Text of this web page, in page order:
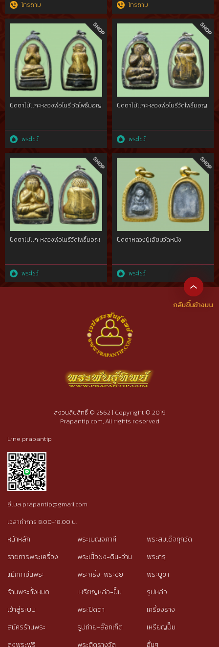
โทรถาม โทรถาม
ปิดตาไม้เเกะหลวงพ่อโนรี วัดโพธิ์มอญ
พระโชว์
ปิดตาไม้เเกะหลวงพ่อโนรีวัดโพธิ์มอญ
พระโชว์
ปิดตาไม้เเกะหลวงพ่อโนรีวัดโพธิ์มอญ
พระโชว์
ปิดตาหลวงปู่เอี่ยมวัดหนัง
พระโชว์
สงวนลิขสิทธิ์ © 2562 | Copyright © 2019
Prapantip.com, All rights reserved
Line prapantip
อีเมล prapantip@gmail.com
เวลาทำการ 8.00-18.00 น.
หน้าหลัก
รายการพระเครื่อง
แม็กกาซีนพระ
ร้านพระทั้งหมด
เข้าสู่ระบบ
สมัครร้านพระ
ลงพระฟรี
พระเบญจภาคี
พระเนื้อผง-ดิน-ว่าน
พระกริ่ง-พระชัย
เหรียญหล่อ-ปั๊ม
พระปิดตา
รูปถ่าย-ล๊อกเก็ต
พระติดรางวัล
พระสมเด็จทุกวัด
พระกรุ
พระบูชา
รูปหล่อ
เครื่องราง
เหรียญปั๊ม
อื่นๆ